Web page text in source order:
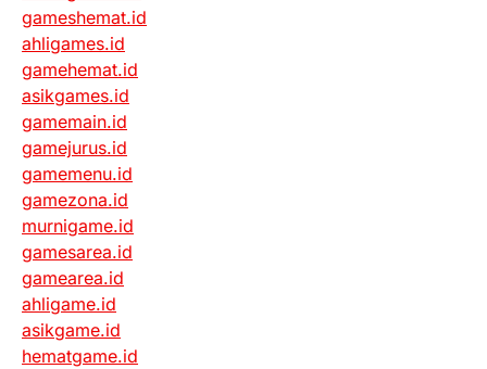
gameshemat.id
ahligames.id
gamehemat.id
asikgames.id
gamemain.id
gamejurus.id
gamemenu.id
gamezona.id
murnigame.id
gamesarea.id
gamearea.id
ahligame.id
asikgame.id
hematgame.id